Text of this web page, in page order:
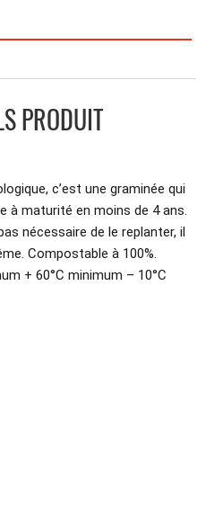
PRODUIT
c’est une graminée qui
à maturité en moins de 4 ans.
nécessaire de le replanter, il
Compostable à 100%.
+ 60°C minimum – 10°C